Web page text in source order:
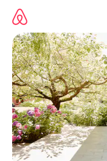
përmbajtja